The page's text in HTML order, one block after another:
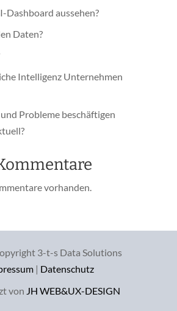
Dashboard aussehen?
Daten?
Intelligenz Unternehmen
Probleme beschäftigen
vorhanden.
3-t-s Data Solutions
| Datenschutz
von JH WEB&UX-DESIGN